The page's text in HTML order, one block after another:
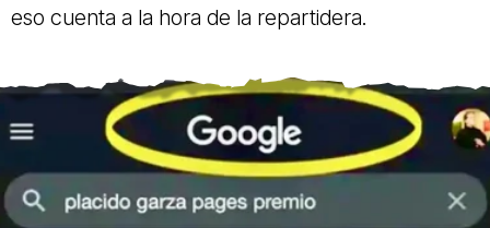
eso cuenta a la hora de la repartidera.